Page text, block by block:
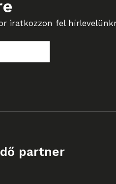
iratkozzon fel
partner